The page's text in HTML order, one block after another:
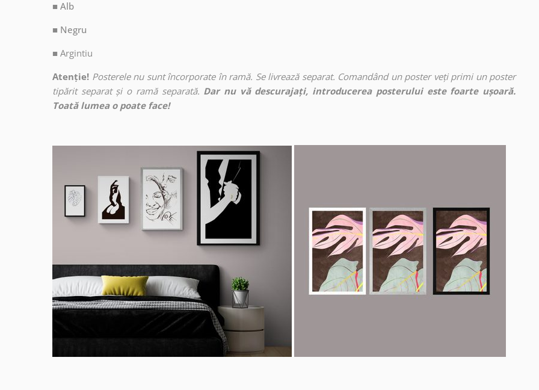
■ Alb
■ Negru
■ Argintiu
Atenție! Posterele nu sunt încorporate în ramă. Se livrează separat. Comandând un poster veți primi un poster
tipărit separat și o ramă separată. Dar nu vă descurajați, introducerea posterului este foarte ușoară.
Toată lumea o poate face!